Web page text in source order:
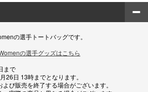
の選手トートバッグです。
の選手グッズはこちら
まで
26日 13時までとなります。
び販売を終了する場合がございます。